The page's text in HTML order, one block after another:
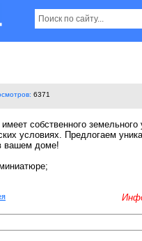
6371
собственного земельного
условиях. Предлогаем
вашем доме!